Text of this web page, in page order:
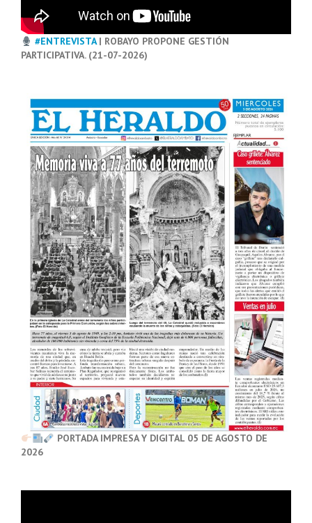
#ENTREVISTA| ROBAYO PROPONE GESTIÓN
PARTICIPATIVA. (21-07-2026)
PORTADA IMPRESA Y DIGITAL 05 DE AGOSTO DE
2026